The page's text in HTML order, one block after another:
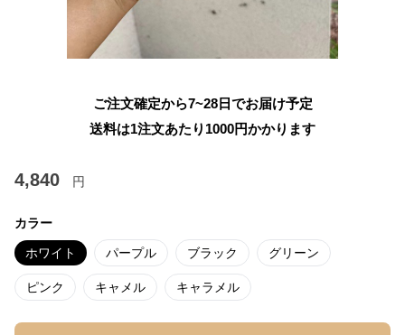
ご注文確定から7~28日でお届け予定
送料は1注文あたり 1000円かかります
4,840 円
カラー
ホワイト パープル ブラック グリーン
ピンク キャメル キャラメル